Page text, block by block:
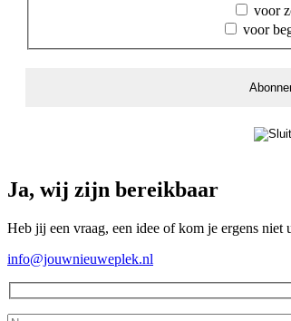
voor
voor
Ja, wij zijn bereikbaar
Heb jij een vraag, een idee of kom je ergens
info@jouwnieuweplek.nl